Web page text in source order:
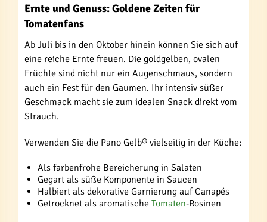
Ernte und Genuss: Goldene Zeiten für
Tomatenfans
Ab Juli bis in den Oktober hinein können Sie sich auf
eine reiche Ernte freuen. Die goldgelben, ovalen
Früchte sind nicht nur ein Augenschmaus, sondern
auch ein Fest für den Gaumen. Ihr intensiv süßer
Geschmack macht sie zum idealen Snack direkt vom
Strauch.
Verwenden Sie die Pano Gelb® vielseitig in der Küche:
Als farbenfrohe Bereicherung in Salaten
Gegart als süße Komponente in Saucen
Halbiert als dekorative Garnierung auf Canapés
Getrocknet als aromatische Tomaten-Rosinen